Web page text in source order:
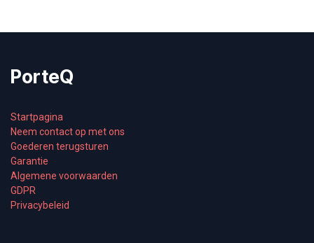
PorteQ
Startpagina
Neem contact op met ons
Goederen terugsturen
Garantie
Algemene voorwaarden
GDPR
Privacybeleid